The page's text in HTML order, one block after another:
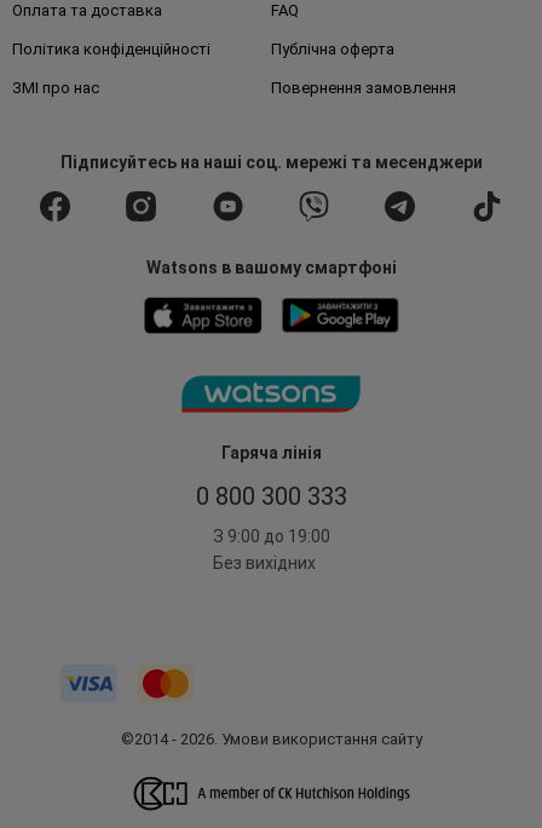
Гаряча лінія
0 800 300 333
З 9:00 до 19:00
Без вихідних
Оплата та доставка FAQ
Політика конфіденційності Публічна оферта
ЗМІ про нас Повернення замовлення
Підписуйтесьна наші соц. мережі та месенджери
Watsons в вашому смартфоні
©2014 - 2026. Умови використання сайту